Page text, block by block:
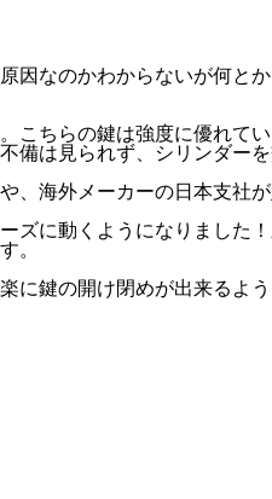
因なのかわからないが何と
こちらの鍵は強度に優れて
備は見られず、シリンダー
海外メーカーの日本支社
ズに動くようになりました
。
に鍵の開け閉めが出来るよ